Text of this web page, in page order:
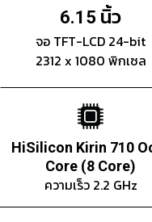
6.15 นิ้ว
จอ TFT-LCD 24-bit
2312 x 1080 พิกเซล
HiSilicon Kirin 710
Core (8 Core)
ความเร็ว 2.2 GHz